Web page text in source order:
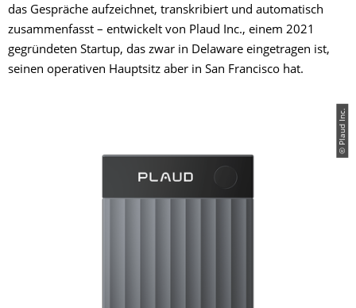
das Gespräche aufzeichnet, transkribiert und automatisch
zusammenfasst – entwickelt von Plaud Inc., einem 2021
gegründeten Startup, das zwar in Delaware eingetragen ist,
seinen operativen Hauptsitz aber in San Francisco hat.
© Plaud Inc.